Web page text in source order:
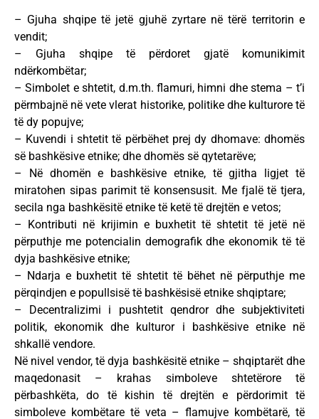
– Gjuha shqipe të jetë gjuhë zyrtare në tërë territorin e
vendit;
– Gjuha shqipe të përdoret gjatë komunikimit
ndërkombëtar;
– Simbolet e shtetit, d.m.th. flamuri, himni dhe stema – t’i
përmbajnë në vete vlerat historike, politike dhe kulturore të
të dy popujve;
– Kuvendi i shtetit të përbëhet prej dy dhomave: dhomës
së bashkësive etnike; dhe dhomës së qytetarëve;
– Në dhomën e bashkësive etnike, të gjitha ligjet të
miratohen sipas parimit të konsensusit. Me fjalë të tjera,
secila nga bashkësitë etnike të ketë të drejtën e vetos;
– Kontributi në krijimin e buxhetit të shtetit të jetë në
përputhje me potencialin demografik dhe ekonomik të të
dyja bashkësive etnike;
– Ndarja e buxhetit të shtetit të bëhet në përputhje me
përqindjen e popullsisë të bashkësisë etnike shqiptare;
– Decentralizimi i pushtetit qendror dhe subjektiviteti
politik, ekonomik dhe kulturor i bashkësive etnike në
shkallë vendore.
Në nivel vendor, të dyja bashkësitë etnike – shqiptarët dhe
maqedonasit – krahas simboleve shtetërore të
përbashkëta, do të kishin të drejtën e përdorimit të
simboleve kombëtare të veta – flamujve kombëtarë, të